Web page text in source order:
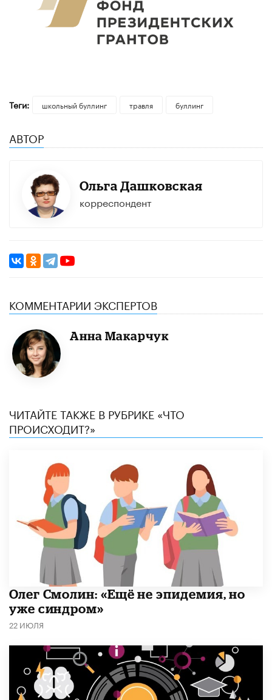
Теги: школьный буллинг травля буллинг
АВТОР
Ольга Дашковская
корреспондент
КОММЕНТАРИИ ЭКСПЕРТОВ
Анна Макарчук
ЧИТАЙТЕ ТАКЖЕ В РУБРИКЕ «ЧТО
ПРОИСХОДИТ?»
​Олег Смолин: «Ещё не эпидемия, но
уже синдром»
22 ИЮЛЯ